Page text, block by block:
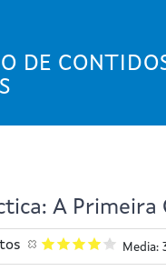
DE
A Primeira
Media: